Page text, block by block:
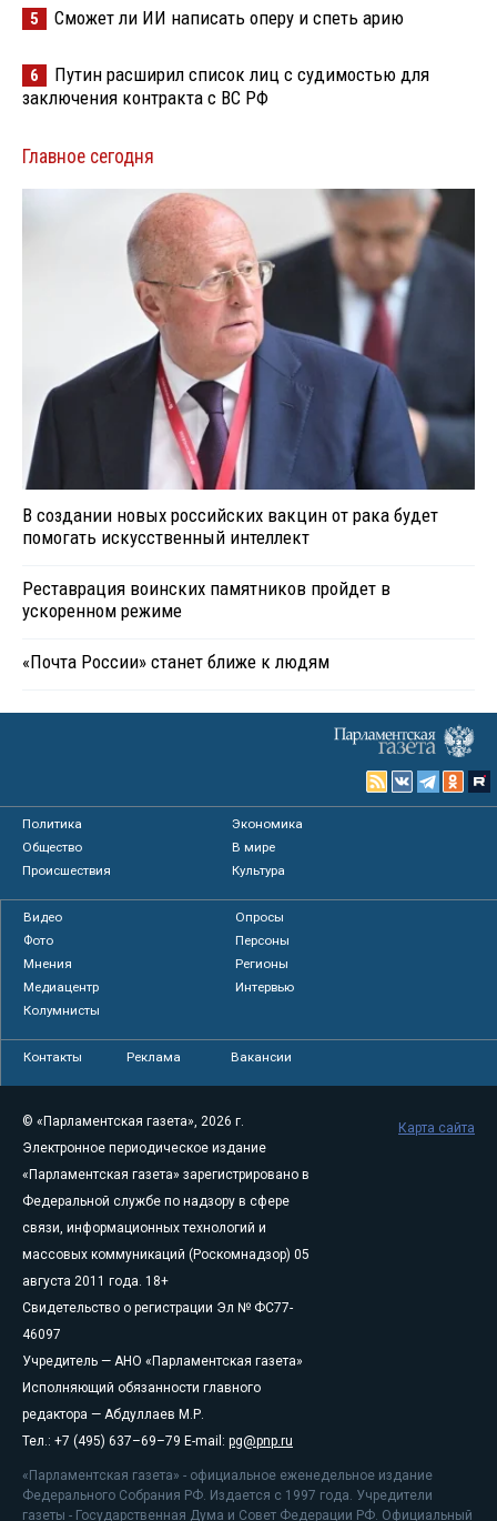
5 Сможет ли ИИ написать оперу и спеть арию
6
Путин расширил список лиц с судимостью для
заключения контракта с ВС РФ
Главное сегодня
В создании новых российских вакцин от рака будет
помогать искусственный интеллект
Реставрация воинских памятников пройдет в
ускоренном режиме
«Почта России» станет ближе к людям
Политика
Экономика
Общество
В мире
Происшествия
Культура
Видео
Опросы
Фото
Персоны
Мнения
Регионы
Медиацентр
Интервью
Колумнисты
Контакты Реклама Вакансии
© «Парламентская газета», 2026 г.
Электронное периодическое издание
«Парламентская газета» зарегистрировано в
Федеральной службе по надзору в сфере
связи, информационных технологий и
массовых коммуникаций (Роскомнадзор) 05
августа 2011 года. 18+
Свидетельство о регистрации Эл № ФС77-
46097
Учредитель — АНО «Парламентская газета»
Исполняющий обязанности главного
редактора — Абдуллаев М.Р.
Тел.: +7 (495) 637–69–79 E-mail: pg@pnp.ru
«Парламентская газета» - официальное еженедельное издание
Федерального Собрания РФ. Издается с 1997 года. Учредители
газеты - Государственная Дума и Совет Федерации РФ. Официальный
Карта сайта